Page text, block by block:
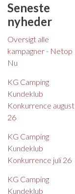
Seneste
nyheder
Oversigt alle
kampagner - Netop
Nu
KG Camping
Kundeklub
Konkurrence august
26
KG Camping
Kundeklub
Konkurrence juli 26
KG Camping
Kundeklub